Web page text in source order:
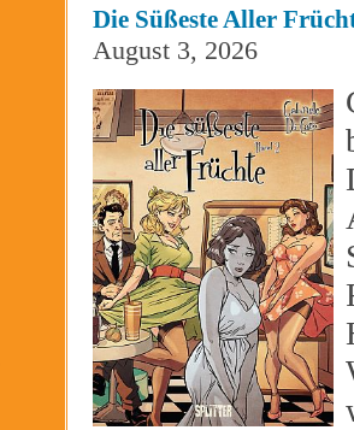
Die Süßeste Aller
August 3, 2026